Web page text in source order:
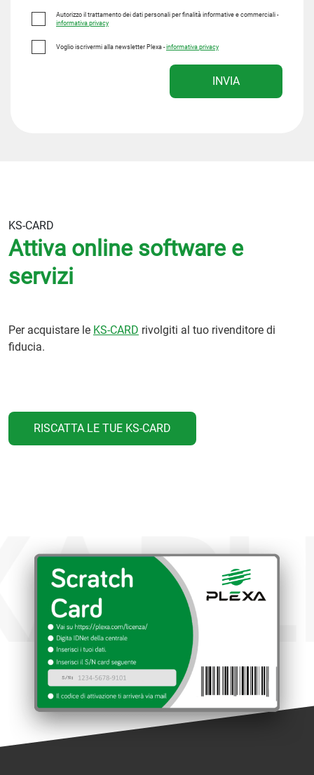
Autorizzo il trattamento dei dati personali per finalità informative e commerciali -
informativa privacy
Voglio iscrivermi alla newsletter Plexa -informativa privacy
INVIA
KS-CARD
Attiva online software e
servizi
Per acquistare le KS-CARD rivolgiti al tuo rivenditore di
fiducia.
RISCATTA LE TUE KS-CARD